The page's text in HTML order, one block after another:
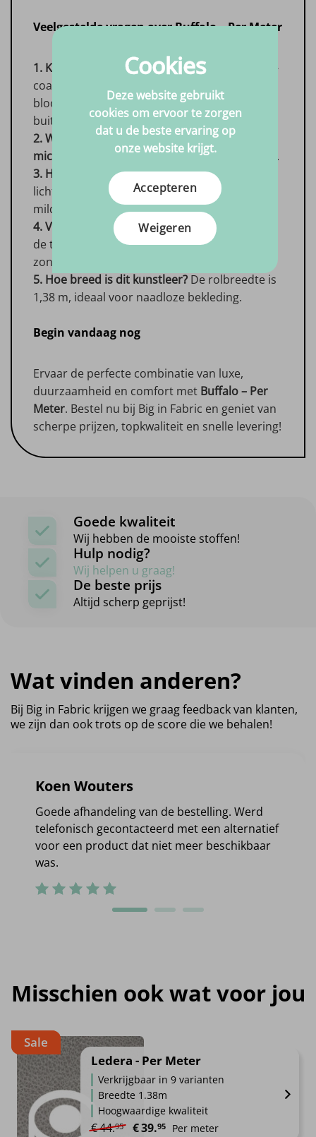
Veelgestelde vragen over Buffalo – Per Meter
1. Kan ik Buffalo ook buiten gebruiken?
De PU-
coating is spatwaterdicht, maar UV-
blootstelling kan leiden tot verkleuring;
buitenprojecten liever afdekken.
2. Welke naald is geschikt? Gebruik een
microtex naald 80/12voor het beste resultaat.
3. Hoe verwijder ik vlekken?Dep met een
lichtvochtige doek; bij hardnekkig vuil kan een
mild wasmiddel helpen.
4. Verandert de textuur?Ja, door dragen kan
de toplaag licht opruwen voor een patinalook,
zonder kwaliteitsverlies.
5. Hoe breed is dit kunstleer? De rolbreedte is
1,38 m, ideaal voor naadloze bekleding.
Begin vandaag nog
Ervaar de perfecte combinatie van luxe,
duurzaamheid en comfort met Buffalo – Per
Meter. Bestel nu bij Big in Fabric en geniet van
scherpe prijzen, topkwaliteit en snelle levering!
Goede kwaliteit
Wij hebben de mooiste stoffen!
Hulp nodig?
Wij helpen u graag!
De beste prijs
Altijd scherp geprijst!
Wat vinden anderen?
Bij Big in Fabric krijgen we graag feedback van klanten,
we zijn dan ook trots op de score die we behalen!
Koen Wouters
Goede afhandeling van de bestelling. Werd
telefonisch gecontacteerd met een alternatief
voor een product dat niet meer beschikbaar
was.
Misschien ook wat voor jou
Sale
Ledera - Per Meter
Verkrijgbaar in 9 varianten
Breedte 1.38m
Hoogwaardige kwaliteit
€44.95 Oorspronkelijke prijs was: €44.95.
€39.95 Huidige prijs is: €39.95.
Per meter
Cookies
Deze website gebruikt
cookies om ervoor te zorgen
dat u de beste ervaring op
onze website krijgt.
Accepteren
Weigeren